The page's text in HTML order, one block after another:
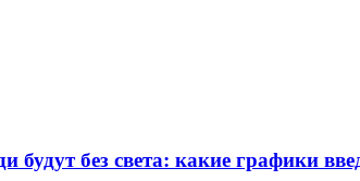
будут без света: какие графики